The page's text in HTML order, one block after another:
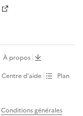
À propos
Centre d’aide
Plan
Conditions générales